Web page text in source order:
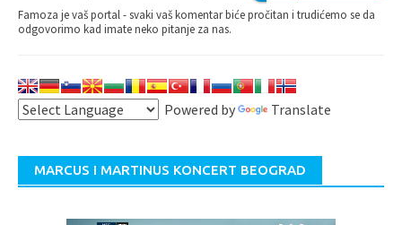
Famoza je vaš portal - svaki vaš komentar biće pročitan i trudićemo se da
odgovorimo kad imate neko pitanje za nas.
Powered by Translate
MARCUS I MARTINUS KONCERT BEOGRAD